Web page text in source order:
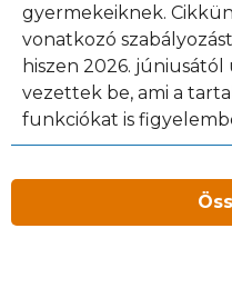
gyermekeiknek.
vonatkozó
hiszen 2026.
vezettek be, ami a
funkciókat is